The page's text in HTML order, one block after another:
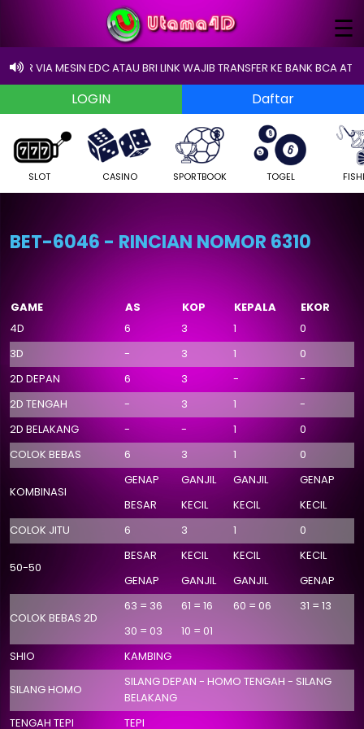
☰
×
VIA MESIN EDC ATAU BRI LINK WAJIB TRANSFER KE BANK BCA
SLOT CASINO SPORTBOOK TOGEL
BET-6046 - RINCIAN NOMOR 6310
GAME AS KOP KEPALA
EKOR
4D
6 3 1
0
3D
- 3 1
0
2D DEPAN
6 3 -
-
2D TENGAH
- 3 1
-
2D BELAKANG
- - 1
0
COLOK BEBAS
6 3 1 0
KOMBINASI
GENAP GANJIL GANJIL
GENAP
BESAR
KECIL KECIL
KECIL
COLOK JITU
6 3 1 0
50-50
BESAR KECIL KECIL
KECIL
GENAP
GANJIL GANJIL GENAP
COLOK BEBAS 2D
63 = 36 61 = 16 60 = 06
31 = 13
30 = 03
10 = 01
SHIO
KAMBING
SILANG HOMO
SILANG DEPAN - HOMO TENGAH - SILANG
BELAKANG
TENGAH TEPI
TEPI